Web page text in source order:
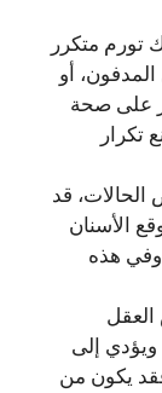
تورم متكرر
أو
على صحة
تكرار
الحالات، قد
الأسنان
وفي هذه
إلى
فقد يكون من